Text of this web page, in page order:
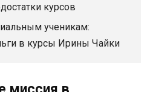
курсов
ученикам:
в курсы Ирины Чайки